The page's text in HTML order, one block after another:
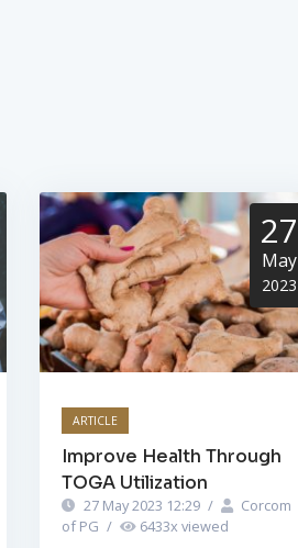
27
May
2023
ARTICLE
Improve Health Through
TOGA Utilization
27 May 2023 12:29 /
Corcom
of PG / 6433x viewed